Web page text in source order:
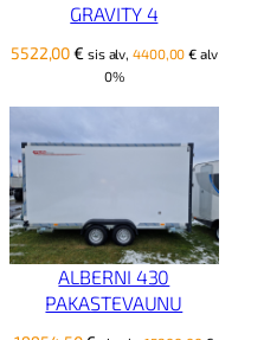
GRAVITY 4
5522,00€ sis alv,4400,00€ alv
0%
ALBERNI 430
PAKASTEVAUNU